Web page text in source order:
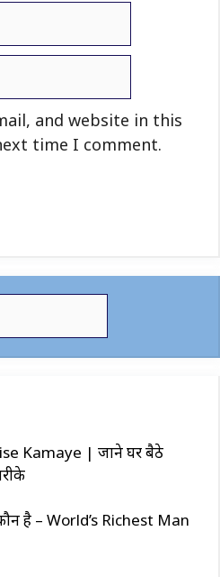
and website in this
time I comment.
Kamaye | जाने घर बैठे
है – World’s Richest Man